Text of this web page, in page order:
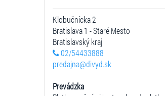
Klobučnícka 2
Bratislava 1 - Staré Mesto
Bratislavský kraj
02/54433888
predajna@divyd.sk
Prevádzka